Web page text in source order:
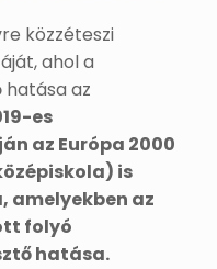
közzéteszi
ahol a
hatása az
es
az Európa 2000
is
amelyekben az
folyó
hatása.